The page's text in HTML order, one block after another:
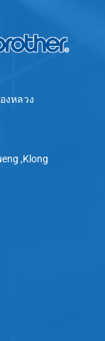
งหลวง
,Klong